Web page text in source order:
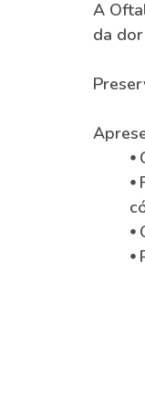
A
da
⦁
⦁
⦁
⦁